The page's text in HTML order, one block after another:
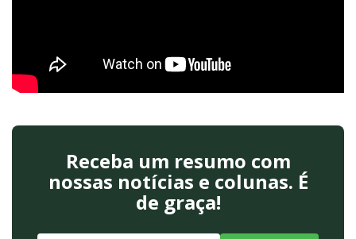
Receba um resumo com
nossas notícias e colunas. É
de graça!